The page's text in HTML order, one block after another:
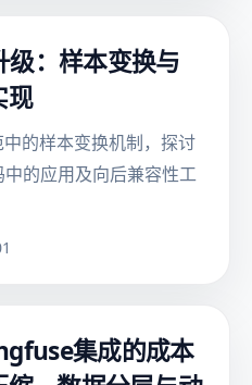
级：样本变换与
现
的样本变换机制，探讨
的应用及向后兼容性工
集成的成本